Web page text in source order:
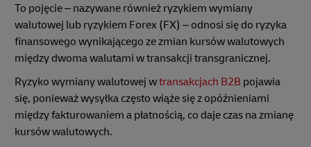
To pojęcie – nazywane również ryzykiem wymiany
walutowej lub ryzykiem Forex (FX) – odnosi się do ryzyka
finansowego wynikającego ze zmian kursów walutowych
między dwoma walutami w transakcji transgranicznej.
Ryzyko wymiany walutowej wtransakcjach B2B pojawia
się, ponieważ wysyłka często wiąże się z opóźnieniami
między fakturowaniem a płatnością, co daje czas na zmianę
kursów walutowych.